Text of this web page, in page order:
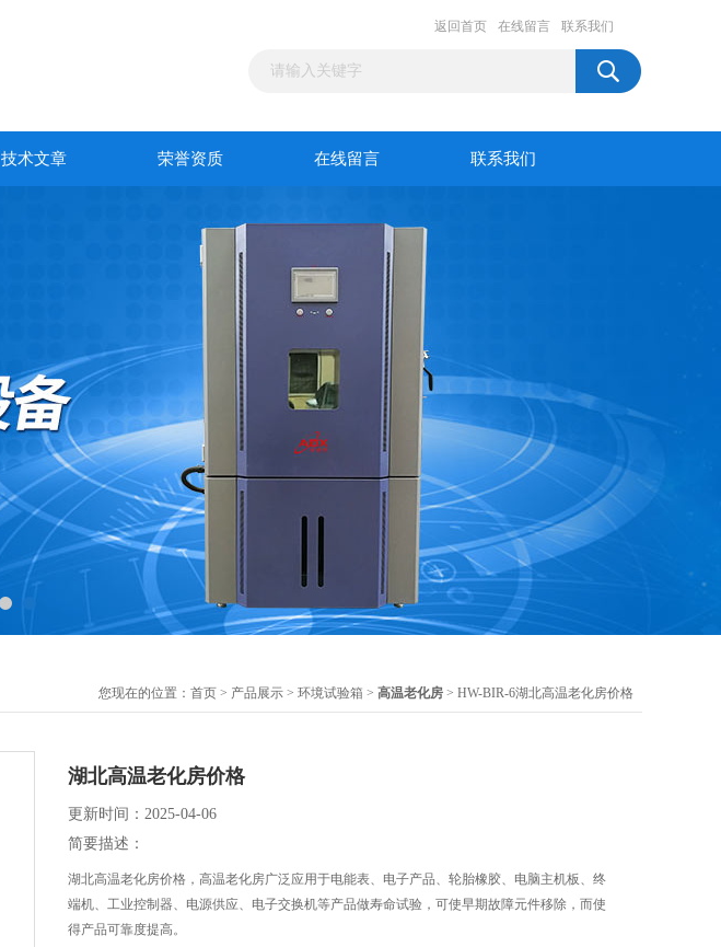
返回首页 在线留言 联系我们
技术文章 荣誉资质 在线留言 联系我们
您现在的位置： 首页 > 产品展示 > 环境试验箱 > 高温老化房 > HW-BIR-6湖北高温老化房价格
湖北高温老化房价格
更新时间：2025-04-06
简要描述：
湖北高温老化房价格，高温老化房广泛应用于电能表、电子产品、轮胎橡胶、电脑主机板、终
端机、工业控制器、电源供应、电子交换机等产品做寿命试验，可使早期故障元件移除，而使
得产品可靠度提高。